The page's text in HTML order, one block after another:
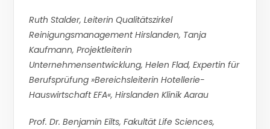
Ruth Stalder, Leiterin Qualitätszirkel
Reinigungsmanagement Hirslanden, Tanja
Kaufmann, Projektleiterin
Unternehmensentwicklung, Helen Flad, Expertin für
Berufsprüfung »Bereichsleiterin Hotellerie-
Hauswirtschaft EFA«, Hirslanden Klinik Aarau
Prof. Dr. Benjamin Eilts, Fakultät Life Sciences,